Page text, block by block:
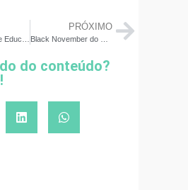
PRÓXIMO
do conteúdo?